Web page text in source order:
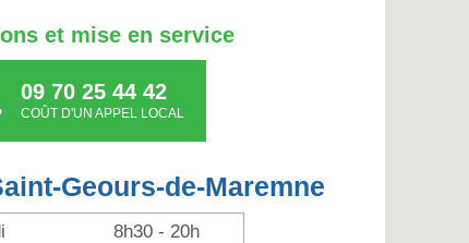
et mise en service
09 70 25 44 42
COÛT D'UN APPEL LOCAL
Geours-de-Maremne
8h30 - 20h